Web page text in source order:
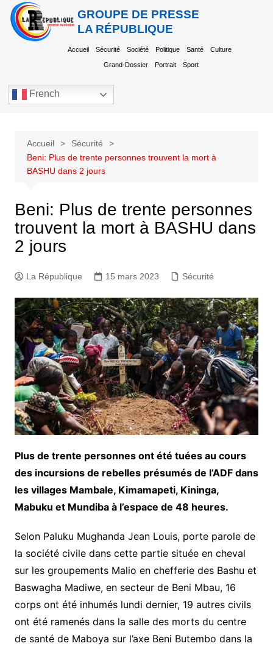
GROUPE DE PRESSE
LA RÉPUBLIQUE
Accueil Sécurité Société Politique Santé Culture
Grand-Dossier Portrait Sport
French
Accueil
Sécurité
Beni: Plus de trente personnes trouvent la mort à
BASHU dans 2 jours
Beni: Plus de trente personnes
trouvent la mort à BASHU dans
2 jours
La République 15 mars 2023 Sécurité
Plus de trente personnes ont été tuées au cours
des incursions de rebelles présumés de l’ADF dans
les villages Mambale, Kimamapeti, Kininga,
Mabuku et Mundiba à l’espace de 48 heures.
Selon Paluku Mughanda Jean Louis, porte parole de
la société civile dans cette partie située en cheval
sur les groupements Malio en chefferie des Bashu et
Baswagha Madiwe, en secteur de Beni Mbau, 16
corps ont été inhumés lundi dernier, 19 autres civils
ont été ramenés dans la salle des morts du centre
de santé de Maboya sur l’axe Beni Butembo dans la